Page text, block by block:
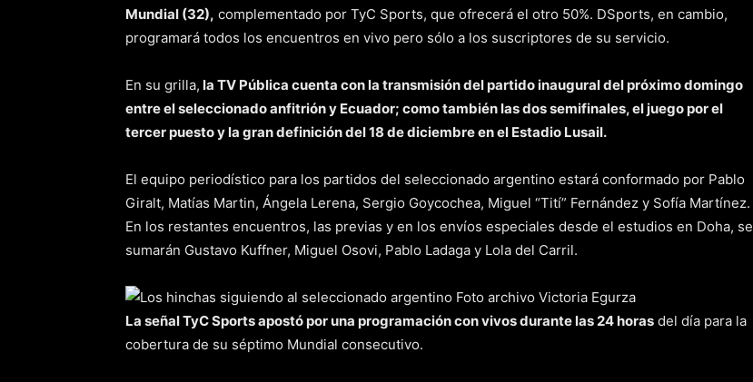
Mundial (32), complementado por TyC Sports, que ofrecerá el otro 50%. DSports, en cambio,
programará todos los encuentros en vivo pero sólo a los suscriptores de su servicio.
En su grilla, la TV Pública cuenta con la transmisión del partido inaugural del próximo domingo
entre el seleccionado anfitrión y Ecuador; como también las dos semifinales, el juego por el
tercer puesto y la gran definición del 18 de diciembre en el Estadio Lusail.
El equipo periodístico para los partidos del seleccionado argentino estará conformado por Pablo
Giralt, Matías Martin, Ángela Lerena, Sergio Goycochea, Miguel “Tití” Fernández y Sofía Martínez.
En los restantes encuentros, las previas y en los envíos especiales desde el estudios en Doha, se
sumarán Gustavo Kuffner, Miguel Osovi, Pablo Ladaga y Lola del Carril.
La señal TyC Sports apostó por una programación con vivos durante las 24 horas del día para la
cobertura de su séptimo Mundial consecutivo.